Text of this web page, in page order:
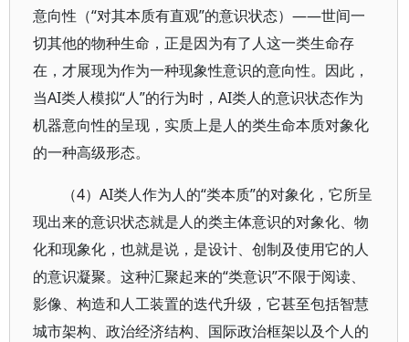
意向性（“对其本质有直观”的意识状态）——世间一
切其他的物种生命，正是因为有了人这一类生命存
在，才展现为作为一种现象性意识的意向性。因此，
当AI类人模拟“人”的行为时，AI类人的意识状态作为
机器意向性的呈现，实质上是人的类生命本质对象化
的一种高级形态。
（4）AI类人作为人的“类本质”的对象化，它所呈
现出来的意识状态就是人的类主体意识的对象化、物
化和现象化，也就是说，是设计、创制及使用它的人
的意识凝聚。这种汇聚起来的“类意识”不限于阅读、
影像、构造和人工装置的迭代升级，它甚至包括智慧
城市架构、政治经济结构、国际政治框架以及个人的